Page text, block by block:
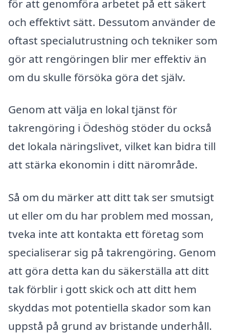
för att genomföra arbetet på ett säkert
och effektivt sätt. Dessutom använder de
oftast specialutrustning och tekniker som
gör att rengöringen blir mer effektiv än
om du skulle försöka göra det själv.
Genom att välja en lokal tjänst för
takrengöring i Ödeshög stöder du också
det lokala näringslivet, vilket kan bidra till
att stärka ekonomin i ditt närområde.
Så om du märker att ditt tak ser smutsigt
ut eller om du har problem med mossan,
tveka inte att kontakta ett företag som
specialiserar sig på takrengöring. Genom
att göra detta kan du säkerställa att ditt
tak förblir i gott skick och att ditt hem
skyddas mot potentiella skador som kan
uppstå på grund av bristande underhåll.